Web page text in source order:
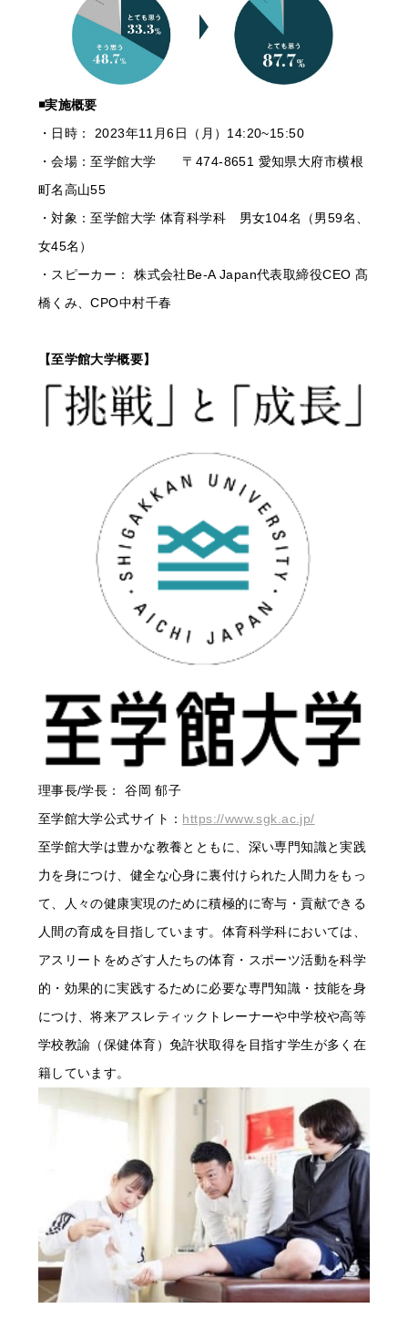
◾️実施概要
・日時： 2023年11月6日（月）14:20~15:50
・会場：至学館大学 〒474-8651 愛知県大府市横根
町名高山55
・対象：至学館大学 体育科学科 男女104名（男59名、
女45名）
・スピーカー： 株式会社Be-A Japan代表取締役CEO 髙
橋くみ、CPO中村千春
【至学館大学概要】
理事長/学長： 谷岡 郁子
至学館大学公式サイト： https://www.sgk.ac.jp/
至学館大学は豊かな教養とともに、深い専門知識と実践
力を身につけ、健全な心身に裏付けられた人間力をもっ
て、人々の健康実現のために積極的に寄与・貢献できる
人間の育成を目指しています。体育科学科においては、
アスリートをめざす人たちの体育・スポーツ活動を科学
的・効果的に実践するために必要な専門知識・技能を身
につけ、将来アスレティックトレーナーや中学校や高等
学校教諭（保健体育）免許状取得を目指す学生が多く在
籍しています。